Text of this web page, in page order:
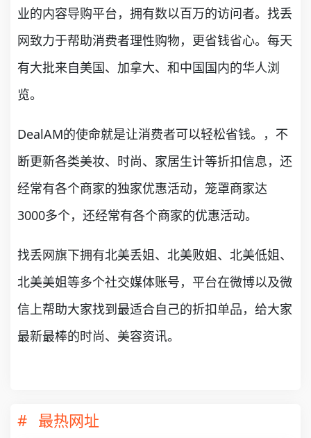
业的内容导购平台，拥有数以百万的访问者。找丢
网致力于帮助消费者理性购物，更省钱省心。每天
有大批来自美国、加拿大、和中国国内的华人浏
览。
DealAM的使命就是让消费者可以轻松省钱。，不
断更新各类美妆、时尚、家居生计等折扣信息，还
经常有各个商家的独家优惠活动，笼罩商家达
3000多个，还经常有各个商家的优惠活动。
找丢网旗下拥有北美丢姐、北美败姐、北美低姐、
北美美姐等多个社交媒体账号，平台在微博以及微
信上帮助大家找到最适合自己的折扣单品，给大家
最新最棒的时尚、美容资讯。
最热网址